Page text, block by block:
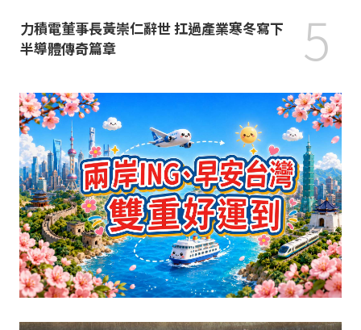
力積電董事長黃崇仁辭世 扛過產業寒冬寫下
半導體傳奇篇章
5